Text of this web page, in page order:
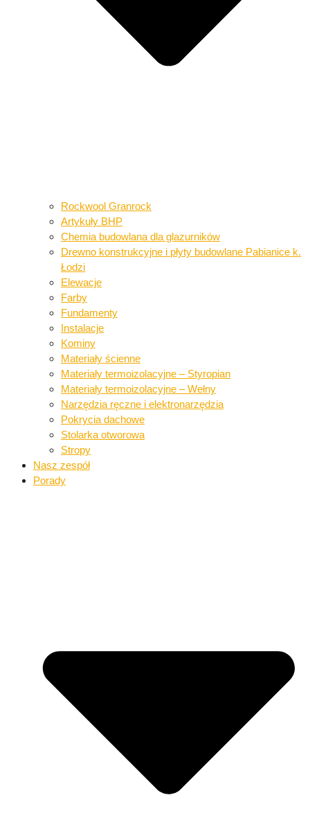
Rockwool Granrock
Artykuły BHP​​
Chemia budowlana dla glazurników​
Drewno konstrukcyjne i płyty budowlane​ Pabianice k.
Łodzi
Elewacje
Farby
Fundamenty
Instalacje​
Kominy
Materiały ścienne​
Materiały termoizolacyjne – Styropian
Materiały termoizolacyjne – Wełny​
Narzędzia ręczne i elektronarzędzia​
Pokrycia dachowe​​
Stolarka otworowa
Stropy
Nasz zespół
Porady